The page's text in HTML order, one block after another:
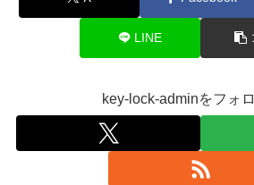
LINE
key-lock-adminをフォ